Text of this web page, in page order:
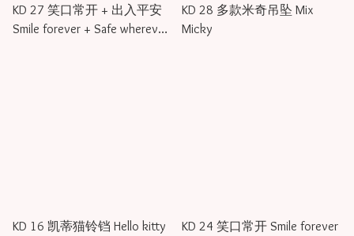
KD 27 笑口常开 + 出入平安
Smile forever + Safe wherever
KD 28 多款米奇吊坠 Mix
Micky
KD 16 凯蒂猫铃铛 Hello kitty
KD 24 笑口常开 Smile forever